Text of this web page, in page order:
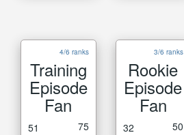
4/6 ranks
Training
Episode
Fan
51 75
3/6 ranks
Rookie
Episode
Fan
32 50